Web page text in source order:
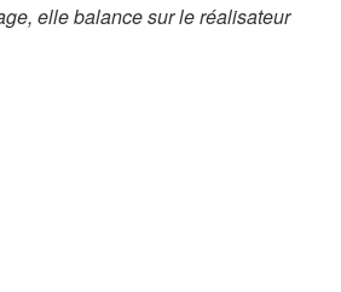
elle balance sur le réalisateur